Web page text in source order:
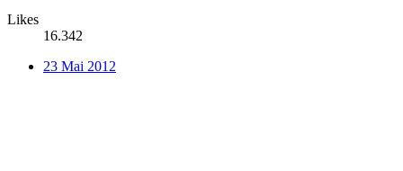
Likes
16.342
23 Mai 2012